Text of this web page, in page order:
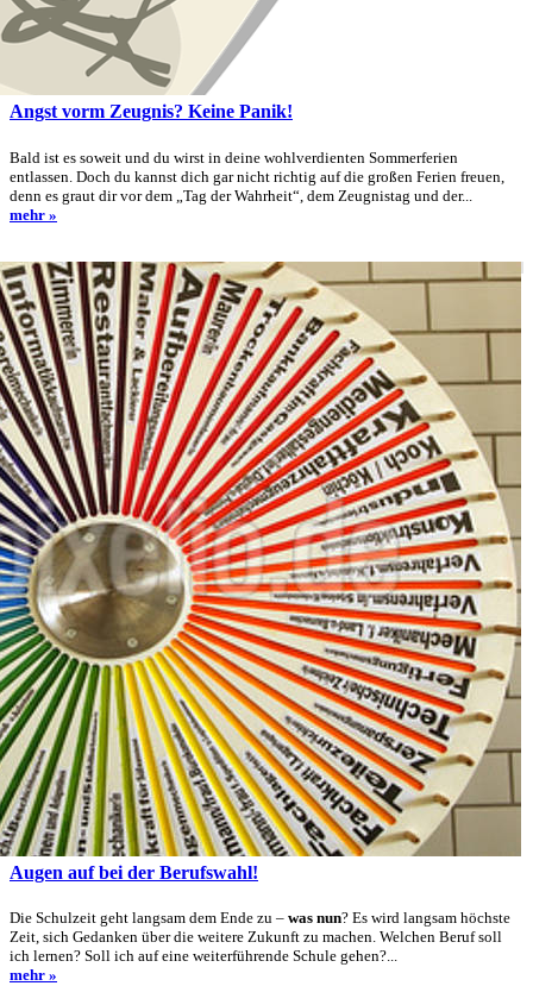
Angst vorm Zeugnis? Keine Panik!
Bald ist es soweit und du wirst in deine wohlverdienten Sommerferien
entlassen. Doch du kannst dich gar nicht richtig auf die großen Ferien freuen,
denn es graut dir vor dem „Tag der Wahrheit“, dem Zeugnistag und der...
mehr »
Augen auf bei der Berufswahl!
Die Schulzeit geht langsam dem Ende zu – was nun? Es wird langsam höchste
Zeit, sich Gedanken über die weitere Zukunft zu machen. Welchen Beruf soll
ich lernen? Soll ich auf eine weiterführende Schule gehen?...
mehr »